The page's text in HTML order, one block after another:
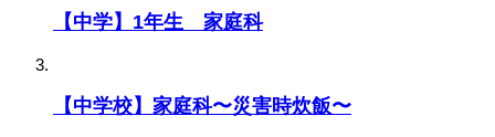
【中学】1年生 家庭科
【中学校】家庭科〜災害時炊飯〜